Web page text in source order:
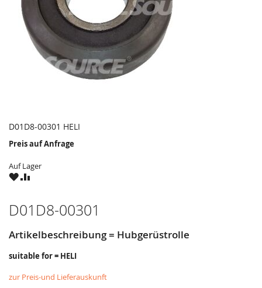
D01D8-00301 HELI
Preis auf Anfrage
Auf Lager
ZUZU
D01D8-00301
Artikelbeschreibung = Hubgerüstrolle
suitable for = HELI
zur Preis-und Lieferauskunft